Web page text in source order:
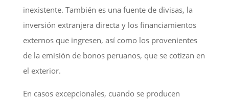
inexistente. También es una fuente de divisas, la
inversión extranjera directa y los financiamientos
externos que ingresen, así como los provenientes
de la emisión de bonos peruanos, que se cotizan en
el exterior.
En casos excepcionales, cuando se producen